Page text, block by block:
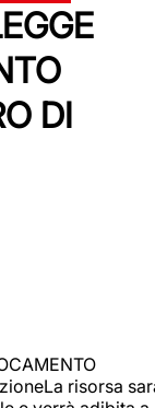
DI
risorsa